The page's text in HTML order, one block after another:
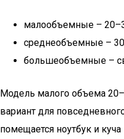
малообъемные –
среднеобъемные –
большеобъемные –
Модель малого объема
вариант для
помещается ноутбук и